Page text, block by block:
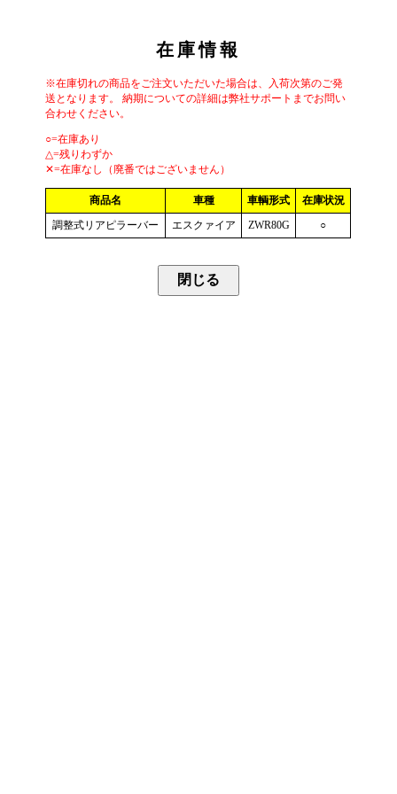
在庫情報
※在庫切れの商品をご注文いただいた場合は、入荷次第のご発
送となります。 納期についての詳細は弊社サポートまでお問い
合わせください。
○=在庫あり
△=残りわずか
✕=在庫なし（廃番ではございません）
商品名 車種 車輌形式
在庫状況
調整式リアピラーバー
エスクァイア ZWR80G ○